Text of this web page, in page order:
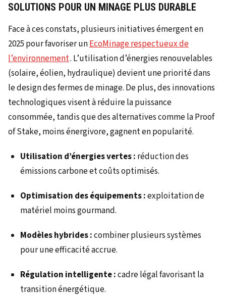
SOLUTIONS POUR UN MINAGE PLUS DURABLE
Face à ces constats, plusieurs initiatives émergent en
2025 pour favoriser unEcoMinage respectueux de
l’environnement. L’utilisation d’énergies renouvelables
(solaire, éolien, hydraulique) devient une priorité dans
le design des fermes de minage. De plus, des innovations
technologiques visent à réduire la puissance
consommée, tandis que des alternatives comme la Proof
of Stake, moins énergivore, gagnent en popularité.
Utilisation d’énergies vertes : réduction des
émissions carbone et coûts optimisés.
Optimisation des équipements :exploitation de
matériel moins gourmand.
Modèles hybrides :combiner plusieurs systèmes
pour une efficacité accrue.
Régulation intelligente :cadre légal favorisant la
transition énergétique.